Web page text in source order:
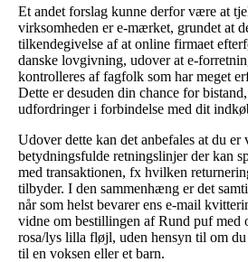
Et andet forslag kunne derfor være at
virksomheden er e-mærket, grundet at
tilkendegivelse af at online firmaet
danske lovgivning, udover at e-
kontrolleres af fagfolk som har meget
Dette er desuden din chance for
udfordringer i forbindelse med dit
Udover dette kan det anbefales at du er
betydningsfulde retningslinjer der kan
med transaktionen, fx hvilken
tilbyder. I den sammenhæng er det
når som helst bevarer ens e-mail
vidne om bestillingen af Rund puf med
rosa/lys lilla fløjl, uden hensyn til om
til en voksen eller et barn.